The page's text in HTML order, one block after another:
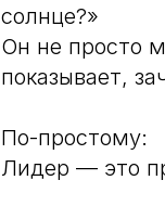
солнце?»
Он не просто
показывает,
По-простому:
Лидер — это